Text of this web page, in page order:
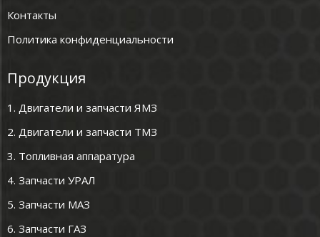
Контакты
Политика конфиденциальности
Продукция
1. Двигатели и запчасти ЯМЗ
2. Двигатели и запчасти ТМЗ
3. Топливная аппаратура
4. Запчасти УРАЛ
5. Запчасти МАЗ
6. Запчасти ГАЗ